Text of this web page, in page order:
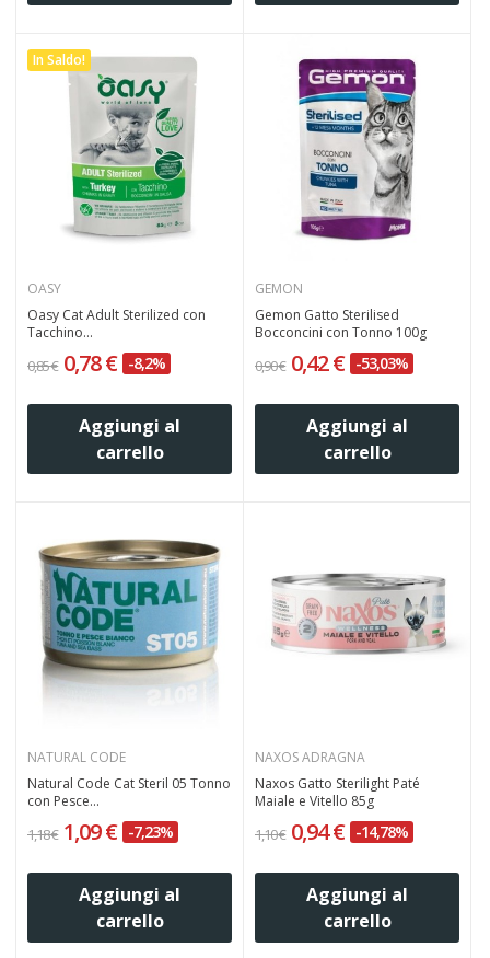
In Saldo!
OASY
Oasy Cat Adult Sterilized con
Tacchino...
0,85 € 0,78 € -8,2%
Aggiungi al
carrello
GEMON
Gemon Gatto Sterilised
Bocconcini con Tonno 100g
0,90 € 0,42 € -53,03%
Aggiungi al
carrello
NATURAL CODE
Natural Code Cat Steril 05 Tonno
con Pesce...
1,18 € 1,09 € -7,23%
Aggiungi al
carrello
NAXOS ADRAGNA
Naxos Gatto Sterilight Paté
Maiale e Vitello 85g
1,10 € 0,94 € -14,78%
Aggiungi al
carrello